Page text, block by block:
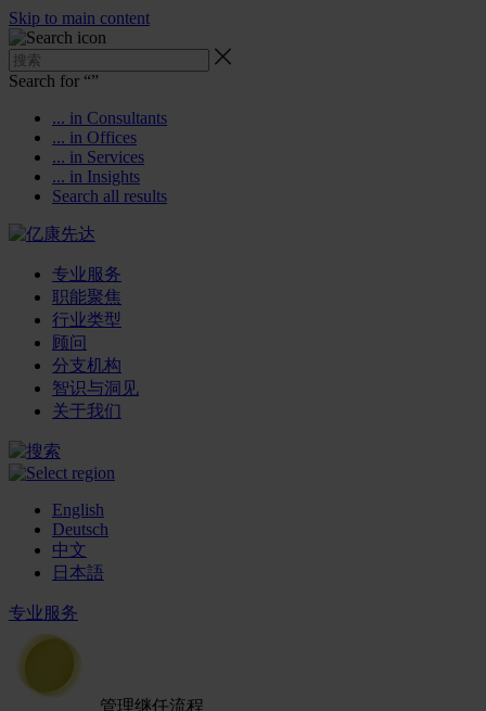
Skip to main content
Search for “”
... in Consultants
... in Offices
... in Services
... in Insights
Search all results
专业服务
职能聚焦
行业类型
顾问
分支机构
智识与洞见
关于我们
English
Deutsch
中文
日本語
专业服务
管理继任流程